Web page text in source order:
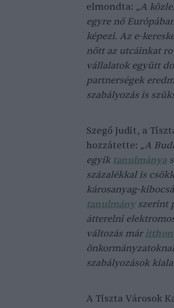
elmondta: „A
egyre nő
képezi. Az e-
nőtt az utcáinkat
vállalatok együtt
partnerségek
szabályozás is
Szegő Judit, a
hozzátette: „A
egyik tanulmánya
százalékkal is
károsanyag-
tanulmányszerint
átterelni
változás már
szabályozások
A Tiszta Városok